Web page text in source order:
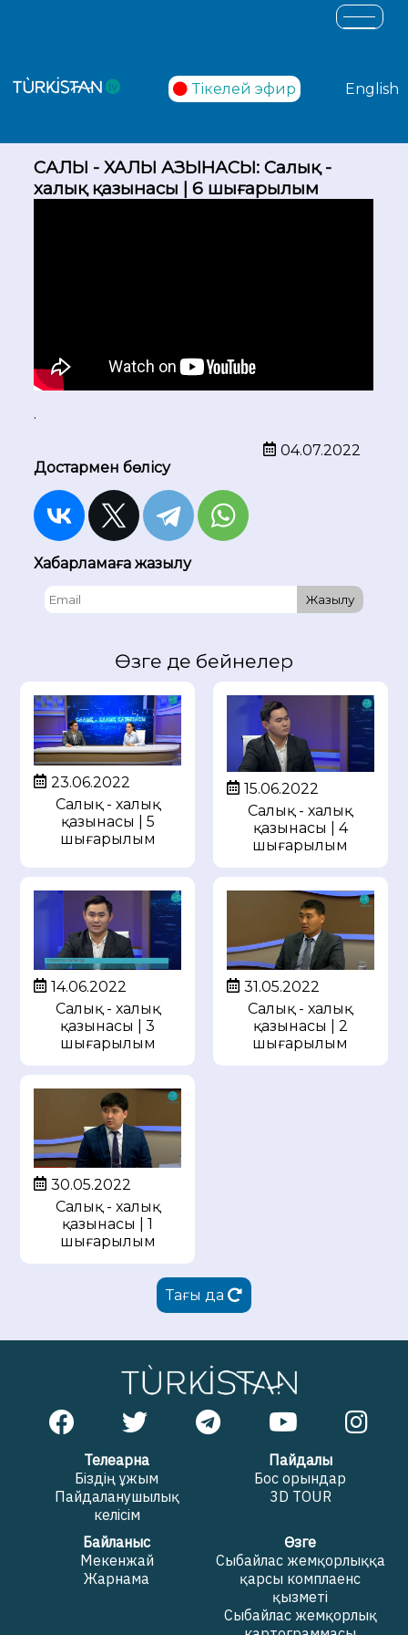
Тікелей эфир English
САЛЫҚ - ХАЛЫҚ ҚАЗЫНАСЫ: Салық -
халық қазынасы | 6 шығарылым
.
04.07.2022
Достармен бөлісу
Хабарламаға жазылу
Жазылу
Өзге де бейнелер
23.06.2022
Салық - халық
қазынасы | 5
шығарылым
15.06.2022
Салық - халық
қазынасы | 4
шығарылым
14.06.2022
Салық - халық
қазынасы | 3
шығарылым
31.05.2022
Салық - халық
қазынасы | 2
шығарылым
30.05.2022
Салық - халық
қазынасы | 1
шығарылым
Тағы да
Телеарна
Біздің ұжым
Пайдаланушылық
келісім
Пайдалы
Бос орындар
3D TOUR
Байланыс
Мекенжай
Жарнама
Өзге
Сыбайлас жемқорлыққа
қарсы комплаенс
қызметі
Сыбайлас жемқорлық